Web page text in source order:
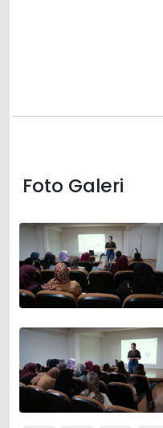
Foto Galeri